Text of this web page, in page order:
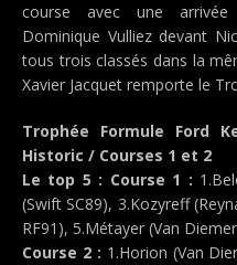
course avec une arrivée
Dominique Vulliez devant
tous trois classés dans la
Xavier Jacquet remporte le
Trophée Formule Ford
Historic / Courses 1 et 2
Le top 5 : Course 1 :
(Swift SC89), 3.Kozyreff
RF91), 5.Métayer (Van
Course 2 : 1.Horion (Van